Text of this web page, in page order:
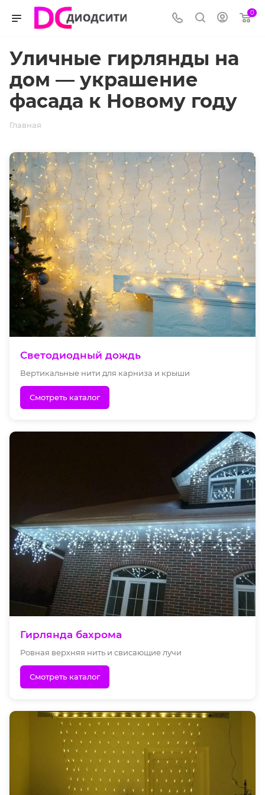
0
Уличные гирлянды на
дом — украшение
фасада к Новому году
Главная
Светодиодный дождь
Вертикальные нити для карниза и крыши
Смотреть каталог
Гирлянда бахрома
Ровная верхняя нить и свисающие лучи
Смотреть каталог